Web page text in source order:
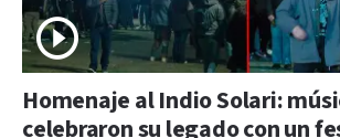
Homenaje al Indio Solari:
celebraron su legado con un